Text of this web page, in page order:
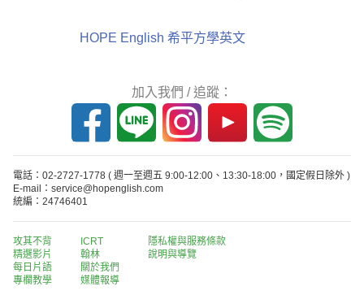
HOPE English 希平方學英文
加入我們 / 追蹤：
電話：02-2727-1778 ( 週一至週五 9:00-12:00、13:30-18:00，國定假日除外 )
E-mail：service@hopenglish.com
統編：24746401
攻其不背
精選影片
每日片語
專欄教學
ICRT
翰林
關於我們
媒體報導
隱私權與服務條款
說明與導覽